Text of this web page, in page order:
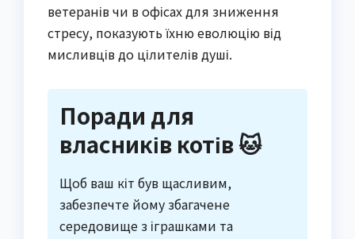
ветеранів чи в офісах для зниження
стресу, показують їхню еволюцію від
мисливців до цілителів душі.
Поради для
власників котів 🐱
Щоб ваш кіт був щасливим,
забезпечте йому збагачене
середовище з іграшками та